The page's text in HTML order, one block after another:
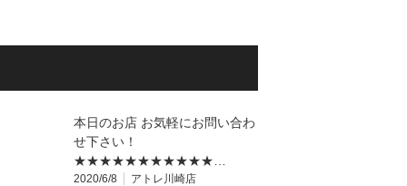
本日のお店 お気軽にお問い合わ
せ下さい！
★★★★★★★★★★★…
2020/6/8 アトレ川崎店